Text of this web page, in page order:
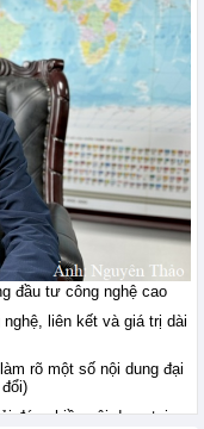
thế
mì
Đen;
Hà
Việt
Mở
mới
đầu tư công nghệ cao
liên kết và giá trị dài
rõ một số nội dung đại
đáp nhiều nội dung tại